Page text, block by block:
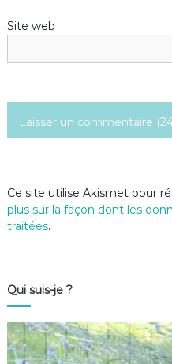
Site web
Ce site utilise Akismet pour
plus sur la façon dont les
traitées.
Qui suis-je ?